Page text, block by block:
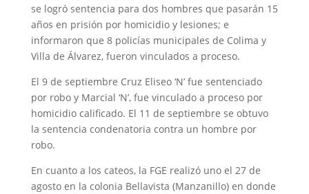
se logró sentencia para dos hombres que pasarán 15
años en prisión por homicidio y lesiones; e
informaron que 8 policías municipales de Colima y
Villa de Álvarez, fueron vinculados a proceso.
El 9 de septiembre Cruz Eliseo ‘N’ fue sentenciado
por robo y Marcial ‘N’, fue vinculado a proceso por
homicidio calificado. El 11 de septiembre se obtuvo
la sentencia condenatoria contra un hombre por
robo.
En cuanto a los cateos, la FGE realizó uno el 27 de
agosto en la colonia Bellavista (Manzanillo) en donde